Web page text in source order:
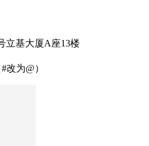
立基大厦A座13楼
改为@）